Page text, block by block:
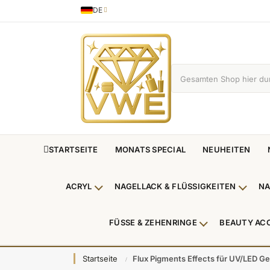
Sprache
DE
German
STARTSEITE MONATS SPECIAL NEUHEITEN
ACRYL Untermenü Acryl anzeigen
NAGELLACK & FLÜSSIGKEITEN
FÜSSE & ZEHENRINGE Untermenü
BEAUTY
Startseite Flux Pigments Effects für UV/LED